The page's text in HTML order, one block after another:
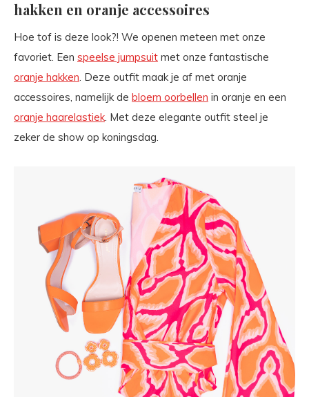
hakken en oranje accessoires
Hoe tof is deze look?! We openen meteen met onze
favoriet. Een speelse jumpsuit met onze fantastische
oranje hakken. Deze outfit maak je af met oranje
accessoires, namelijk de bloem oorbellen in oranje en een
oranje haarelastiek. Met deze elegante outfit steel je
zeker de show op koningsdag.